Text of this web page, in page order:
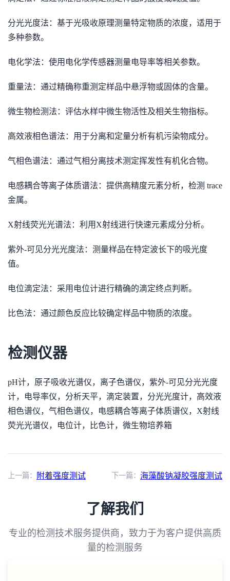
分光光度法：基于光吸收原理测量特定物质的浓度，适用于
多种参数。
电化学法：使用电化学传感器测量电导率等相关参数。
重量法：通过精确称重测定样品中悬浮物或固体的含量。
微生物检测法：评估水样中微生物活性及相关生物指标。
高效液相色谱法：用于分离和定量分析有机污染物成分。
气相色谱法：通过气相分离技术测定挥发性有机化合物。
电感耦合等离子体质谱法：提供高精度元素分析，检测 trace
金属。
X射线荧光光谱法：利用X射线进行快速元素成分分析。
紫外-可见分光光度法：测量样品在特定波长下的吸光度
值。
电位滴定法：采用电位计进行精确的滴定终点判断。
比色法：通过颜色反应比较确定样品中物质的浓度。
检测仪器
pH计，原子吸收光谱仪，离子色谱仪，紫外-可见分光光度
计，电导率仪，分析天平，滴定装置，分光光度计，高效液
相色谱仪，气相色谱仪，电感耦合等离子体质谱仪，X射线
荧光光谱仪，电位计，比色计，微生物培养箱
上一篇： 附着强度测试 下一篇： 海藻酸钠凝胶强度测试
了解我们
专业的检测技术服务提供商，致力于为客户提供高质
量的检测服务